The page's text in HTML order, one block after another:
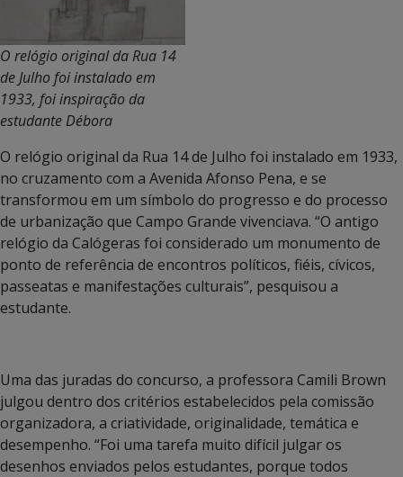
O relógio original da Rua 14
de Julho foi instalado em
1933, foi inspiração da
estudante Débora
O relógio original da Rua 14 de Julho foi instalado em 1933,
no cruzamento com a Avenida Afonso Pena, e se
transformou em um símbolo do progresso e do processo
de urbanização que Campo Grande vivenciava. “O antigo
relógio da Calógeras foi considerado um monumento de
ponto de referência de encontros políticos, fiéis, cívicos,
passeatas e manifestações culturais”, pesquisou a
estudante.
Uma das juradas do concurso, a professora Camili Brown
julgou dentro dos critérios estabelecidos pela comissão
organizadora, a criatividade, originalidade, temática e
desempenho. “Foi uma tarefa muito difícil julgar os
desenhos enviados pelos estudantes, porque todos